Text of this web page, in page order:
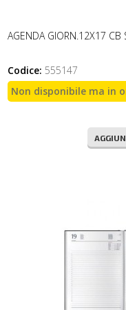
AGENDA GIORN.12X17
Codice: 555147
Non disponibile ma in